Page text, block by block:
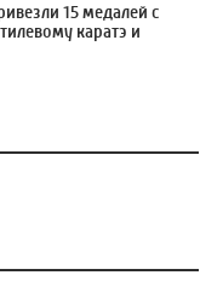
15 медалей с
каратэ и